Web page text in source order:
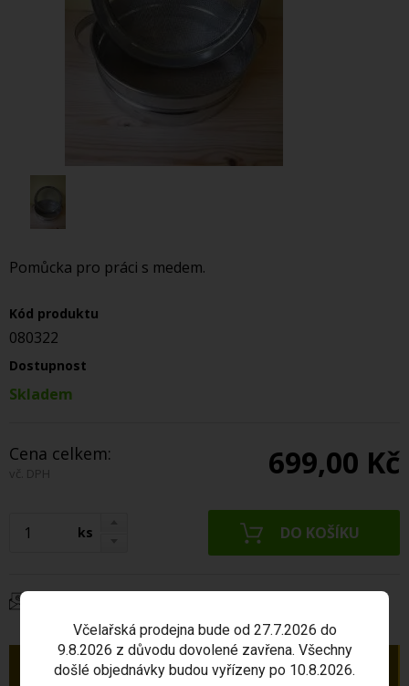
Pomůcka pro práci s medem.
Kód produktu
080322
Dostupnost
Skladem
Cena celkem:
vč. DPH 699,00 Kč
ks
Popis
Včelařská prodejna bude od 27.7.2026 do
9.8.2026 z důvodu dovolené zavřena. Všechny
došlé objednávky budou vyřízeny po 10.8.2026.